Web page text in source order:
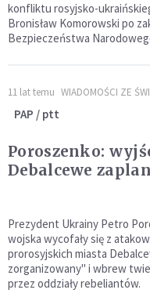
konfliktu rosyjsko-
Bronisław Komorowski po
Bezpieczeństwa
11 lat temu WIADOMOŚCI ZE
PAP / ptt
Poroszenko:
Debalcewe
Prezydent Ukrainy Petro
wojska wycofały się z
prorosyjskich miasta
zorganizowany" i wbrew
przez oddziały rebeliantów.